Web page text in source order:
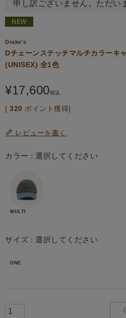
申し訳ございません。ただい
NEW
Drake's
Dチェーンステッチマルチカラーキ
(UNISEX) 全1色
¥17,600税込
[ 320 ポイント獲得]
レビューを書く
カラー 選択してください
MULTI
サイズ 選択してください
ONE